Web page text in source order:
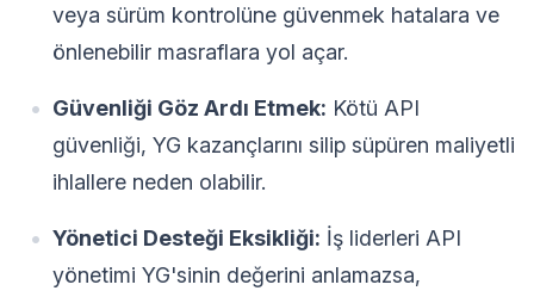
veya sürüm kontrolüne güvenmek hatalara ve
önlenebilir masraflara yol açar.
Güvenliği Göz Ardı Etmek: Kötü API
güvenliği, YG kazançlarını silip süpüren maliyetli
ihlallere neden olabilir.
Yönetici Desteği Eksikliği: İş liderleri API
yönetimi YG'sinin değerini anlamazsa,